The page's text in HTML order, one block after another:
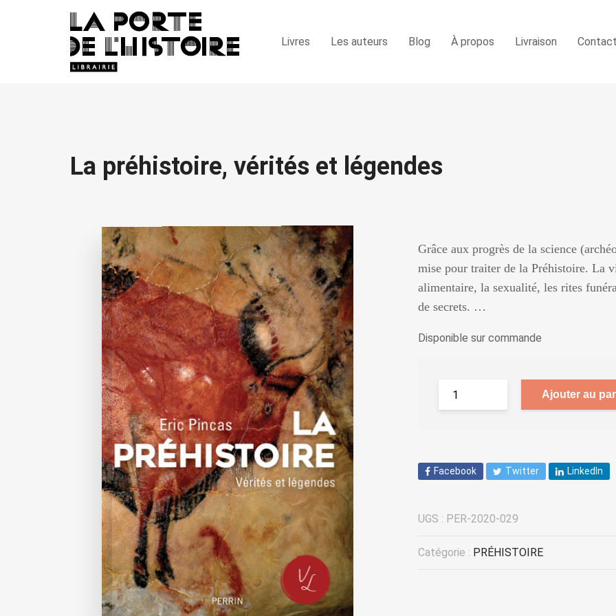
Livres Les auteurs Blog À propos Livraison
La préhistoire, vérités et légendes
Grâce aux progrès de la science
mise pour traiter de la Préhistoire. La
alimentaire, la sexualité, les rites
de secrets. …
Disponible sur commande
Ajouter au
Facebook Twitter LinkedIn
UGS : PER-2020-029
Catégorie : PRÉHISTOIRE